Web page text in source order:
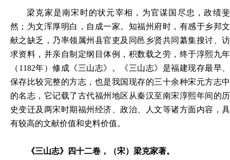
梁克家是南宋时的状元宰相，为官谋国尽忠，政绩斐
然；为文浑厚明白，自成一家。知福州府时，有感于乡邦文
献之缺乏，乃率领属州县官吏及同邑乡贤共同纂集搜讨、访
求资料，并亲自制定纲目体例，积数载之劳，终于淳熙九年
（ 1182年）修成《三山志》。《三山志》是福建现存最早、
保存比较完整的方志，也是我国现存的三十余种宋元方志中
的名志，它记载了古代福州地区从秦汉至南宋淳熙年间的历
史变迁及两宋时期福州经济、政治、人文等诸方面内容，具
有较高的文献价值和史料价值。
《三山志》四十二卷，（宋）梁克家著。